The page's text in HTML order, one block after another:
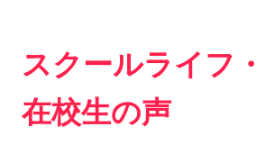
スクールライフ・
在校生の声